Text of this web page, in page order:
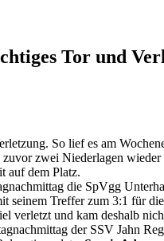
Tor und
So lief es am
zuvor zwei Niederlagen
auf dem Platz.
die SpVgg
seinem Treffer zum 3:1 für
verletzt und kam deshalb
der SSV Jahn